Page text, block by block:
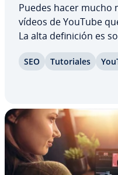
Puedes hacer mucho
vídeos de YouTube
La alta de­fi­ni­ción es
na­mie­n­to de tus clips
SEO Tu­to­ria­les